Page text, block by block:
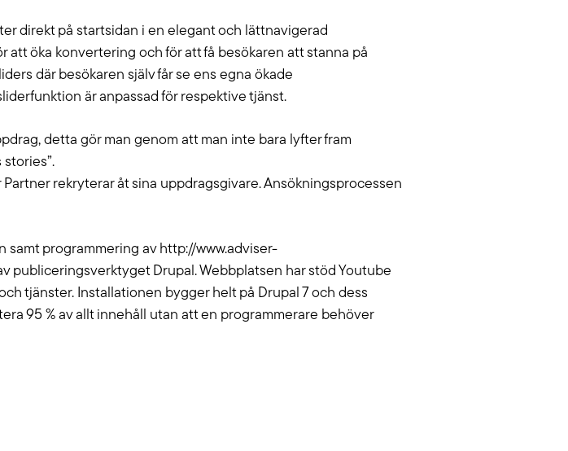
som hjälper dig nå fler.
Om oss
Kollektivavtal
CSR
English
direkt på startsidan i en elegant och lättnavigerad
öka konvertering och för att få besökaren att stanna på
där besökaren själv får se ens egna ökade
är anpassad för respektive tjänst.
detta gör man genom att man inte bara lyfter fram
rekryterar åt sina uppdragsgivare. Ansökningsprocessen
samt programmering av http://www.adviser-
publiceringsverktyget Drupal. Webbplatsen har stöd Youtube
tjänster. Installationen bygger helt på Drupal 7 och dess
95 % av allt innehåll utan att en programmerare behöver